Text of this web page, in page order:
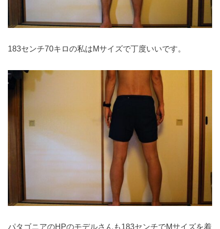
183センチ70キロの私はMサイズで丁度いいです。
パタゴニアのHPのモデルさんも183センチでMサイズを着